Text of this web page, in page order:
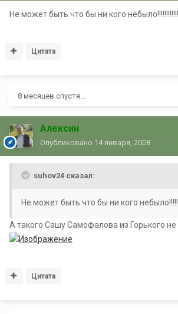
Не может быть что бы ни кого небыло!!!!!!!!!!!!
Цитата
8 месяцев спустя...
Алексин
Опубликовано 14 января, 2008
suhov24 сказал:
Не может быть что бы ни кого
А такого Сашу Самофалова из Горького не
Цитата